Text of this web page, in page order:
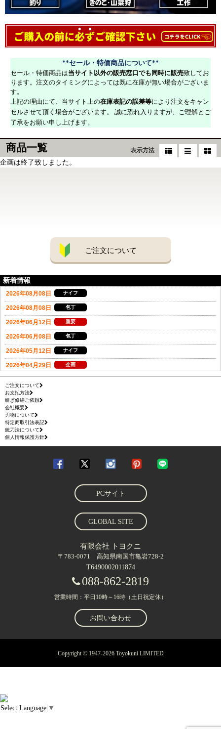
**セール・特価商品について**
セール・特価商品は当サイト以外の販売窓口でも同時に販売致してお
ります。注文のタイミングによっては既に在庫が無い場合がございま
す。
上記の理由にて、当サイト上の在庫表記の誤差等により注文をキャン
セルさせて頂く場合がございます。 誠に恐れ入りますが、ご理解とご
了承をお願い申し上げます。
商品一覧 表示方法
企画は終了致しました。
ご注文について
新着情報
ご注文について
お支払方法
研ぎ修繕ご依頼
会社概要
刃物について
特定商取引法表記
銃刀法について
個人情報保護方針
PCサイト
GLOBAL SITE
有限会社 トヨクニ
〒783-0071 高知県南国市亀岩728-2
T6490002011874
088-862-2819
営業時間：平日10時～16時（土日祝定休）
お問い合わせ
Copyright © 1947-2026 Toyokuni LIMITED
Select Language ▼